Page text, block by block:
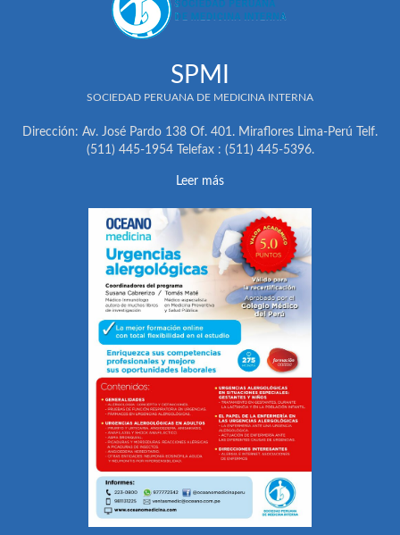
SPMI
SOCIEDAD PERUANA DE MEDICINA INTERNA
Dirección: Av. José Pardo 138 Of. 401. Miraflores Lima-Perú Telf.
(511) 445-1954 Telefax : (511) 445-5396.
Leer más